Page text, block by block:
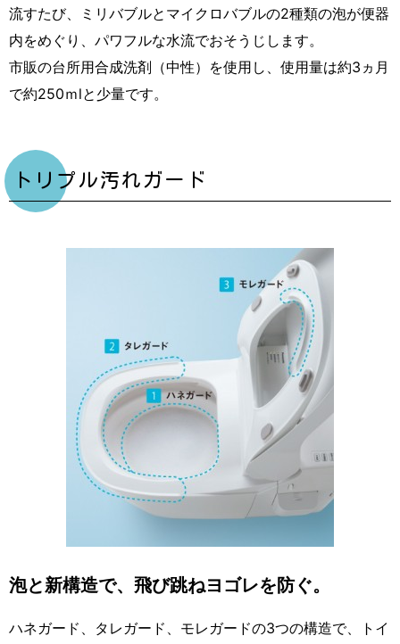
流すたび、ミリバブルとマイクロバブルの2種類の泡が便器
内をめぐり、パワフルな水流でおそうじします。
市販の台所用合成洗剤（中性）を使用し、使用量は約3ヵ月
で約250ｍlと少量です。
トリプル汚れガード
泡と新構造で、飛び跳ねヨゴレを防ぐ。
ハネガード、タレガード、モレガードの3つの構造で、トイ